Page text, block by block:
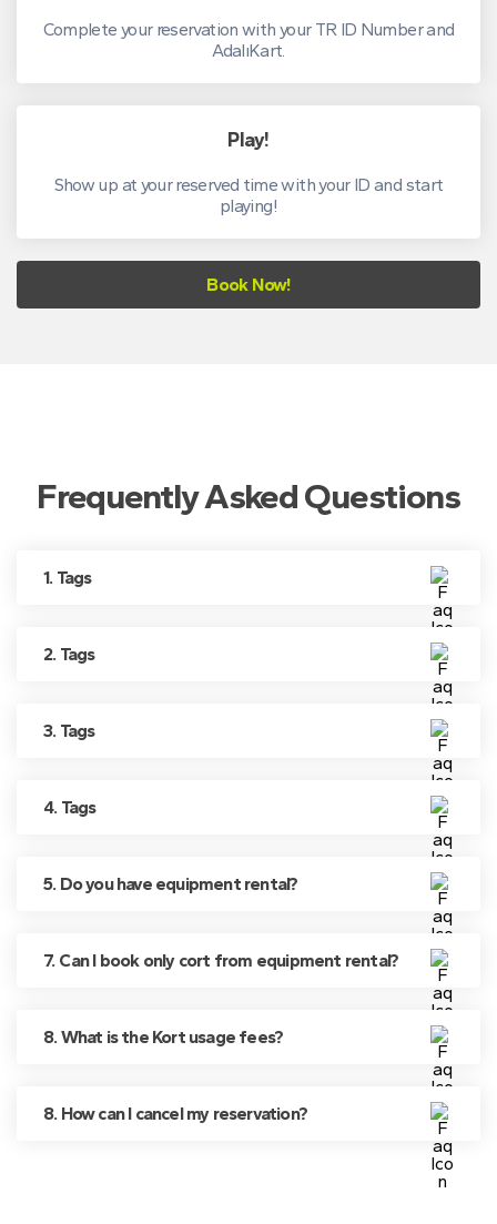
Complete your reservation with your TR ID Number and
AdalıKart.
Play!
Show up at your reserved time with your ID and start
playing!
Book Now!
Frequently Asked Questions
1. Tags
2. Tags
3. Tags
4. Tags
5. Do you have equipment rental?
7. Can I book only cort from equipment rental?
8. What is the Kort usage fees?
8. How can I cancel my reservation?